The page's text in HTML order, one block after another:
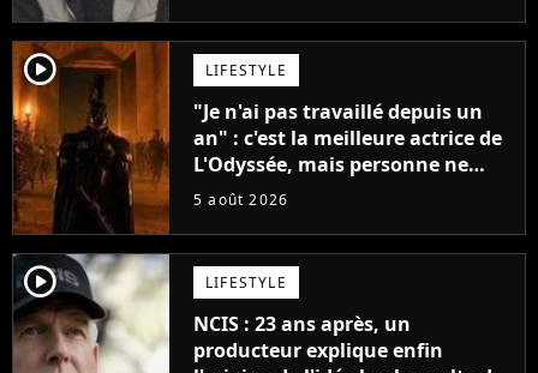
player2 LIFESTYLE
"Je n'ai pas travaillé depuis un
an" : c'est la meilleure actrice de
L'Odyssée, mais personne ne
veut lui donner de rôle au
5 août 2026
player2 LIFESTYLE
NCIS : 23 ans après, un
producteur explique enfin